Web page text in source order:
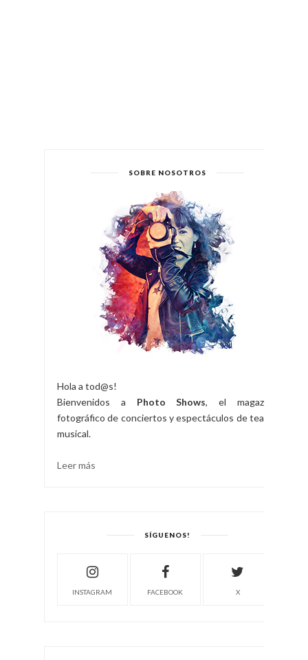
SOBRE NOSOTROS
Hola a tod@s!
Bienvenidos a Photo Shows, el magazine
fotográfico de conciertos y espectáculos de teatro
musical.
Leer más
SÍGUENOS!
INSTAGRAM FACEBOOK X